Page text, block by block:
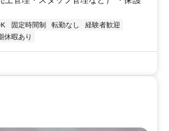
固定時間制 転勤なし
経験者歓迎
休暇あり